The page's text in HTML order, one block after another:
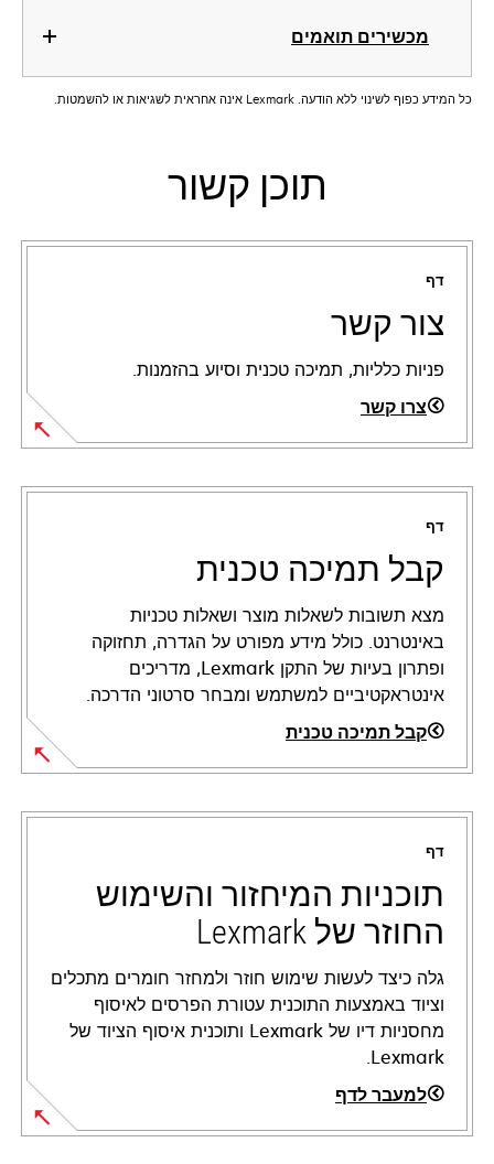
מכשירים תואמים
כל המידע כפוף לשינוי ללא הודעה. Lexmark אינה אחראית לשגיאות או להשמטות.
תוכן קשור
דף
צור קשר
פניות כלליות, תמיכה טכנית וסיוע בהזמנות.
צרו קשר
דף
קבל תמיכה טכנית
מצא תשובות לשאלות מוצר ושאלות טכניות
באינטרנט. כולל מידע מפורט על הגדרה, תחזוקה
ופתרון בעיות של התקן Lexmark, מדריכים
אינטראקטיביים למשתמש ומבחר סרטוני הדרכה.
קבל תמיכה טכנית
opens
in
new
tab
דף
תוכניות המיחזור והשימוש
החוזר של Lexmark
גלה כיצד לעשות שימוש חוזר ולמחזר חומרים מתכלים
וציוד באמצעות התוכנית עטורת הפרסים לאיסוף
מחסניות דיו של Lexmark ותוכנית איסוף הציוד של
Lexmark.
למעבר לדף